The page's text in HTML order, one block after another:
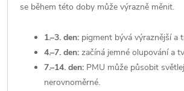
se během této doby může výrazně měnit.
1.–3. den: pigment bývá výraznější a
4.–7. den: začíná jemné olupování a
7.–14. den: PMU může působit
nerovnoměrné.